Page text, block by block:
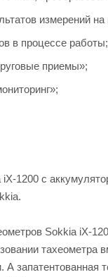
измерений на
в процессе работы;
приемы»;
iX-1200 с
Sokkia iX-
тахеометра
запатентованная